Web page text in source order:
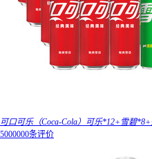
可口可乐（Coca-Cola）可乐*12+雪碧
5000000条评价